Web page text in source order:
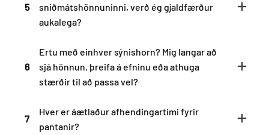
5
sniðmátshönnuninni, verð ég gjaldfærður
aukalega?
6
Ertu með einhver sýnishorn? Mig langar að
sjá hönnun, þreifa á efninu eða athuga
stærðir til að passa vel?
7
Hver er áætlaður afhendingartími fyrir
pantanir?